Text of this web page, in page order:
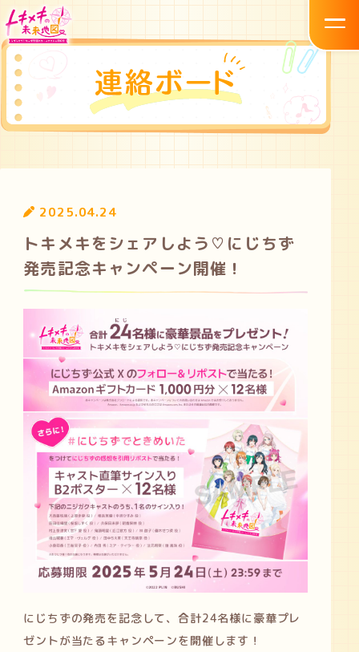
2025.04.24
トキメキをシェアしよう♡にじちず
発売記念キャンペーン開催！
にじちずの発売を記念して、合計24名様に豪華プレ
ゼントが当たるキャンペーンを開催します！